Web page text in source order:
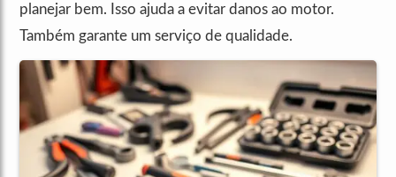
planejar bem. Isso ajuda a evitar danos ao motor.
Também garante um serviço de qualidade.